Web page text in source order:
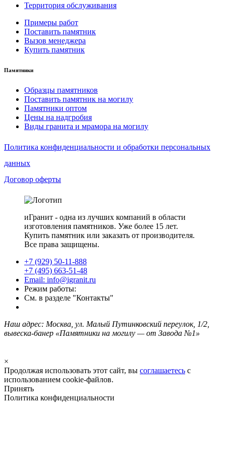
Территория обслуживания
Примеры работ
Поставить памятник
Вызов менеджера
Купить памятник
Памятники
Образцы памятников
Поставить памятник на могилу
Памятники оптом
Цены на надгробия
Виды гранита и мрамора на могилу
Политика конфиденциальности и обработки персональных
данных
Договор оферты
иГранит - одна из лучших компаний в области
изготовления памятников. Уже более 15 лет.
Купить памятник или заказать от производителя.
Все права защищены.
+7 (929) 50-11-888
+7 (495) 663-51-48
Email: info@igranit.ru
Режим работы:
См. в разделе "Контакты"
Наш адрес: Москва, ул. Малый Путинковский переулок, 1/2,
вывеска-банер «Памятники на могилу — от Завода №1»
×
Продолжая использовать этот сайт, вы соглашаетесь с
использованием cookie-файлов.
Принять
Политика конфиденциальности